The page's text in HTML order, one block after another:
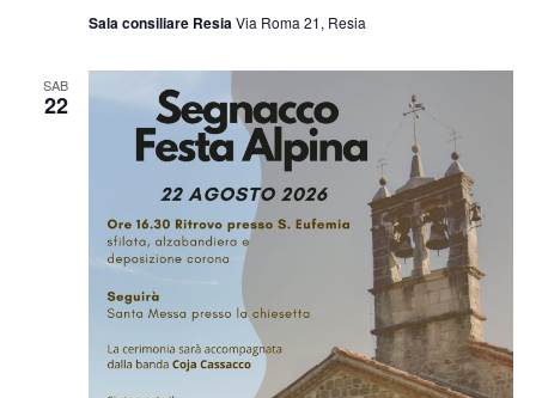
Sala consiliare ResiaVia Roma 21, Resia
SAB
22